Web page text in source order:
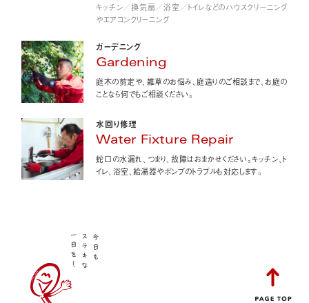
キッチン／換気扇／浴室／トイレなどのハウスクリーニング
やエアコンクリーニング
ガーデニング
Gardening
庭木の剪定や、雑草のお悩み、庭造りのご相談まで、お庭の
ことなら何でもご相談ください。
水回り修理
Water Fixture Repair
蛇口の水漏れ、つまり、故障はおまかせください。キッチン、ト
イレ、浴室、給湯器やポンプのトラブルも対応します。